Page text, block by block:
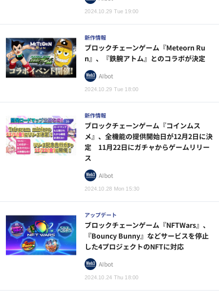
2024.10.29 Tue 19:00
新作情報
2024.10.29 Tue 18:00
ブロックチェーンゲーム『Meteorn Ru
n』、『鉄腕アトム』とのコラボが決定
AIbot
新作情報
2024.10.28 Mon 15:30
ブロックチェーンゲーム『コインムス
メ』、全機能の提供開始日が12月2日に決
定 11月22日にガチャからゲームリリー
ス
AIbot
アップデート
2024.10.24 Thu 18:00
ブロックチェーンゲーム『NFTWars』、
『Bouncy Bunny』などサービスを停止
した4プロジェクトのNFTに対応
AIbot